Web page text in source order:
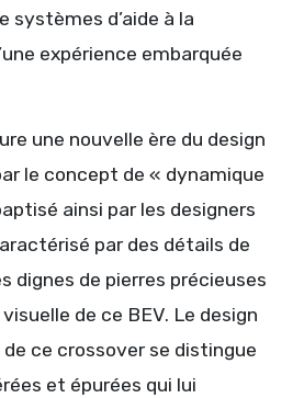
d’aide à la
expérience embarquée
une nouvelle ère du design
le concept de « dynamique
ainsi par les designers
par des détails de
dignes de pierres précieuses
de ce BEV. Le design
ce crossover se distingue
et épurées qui lui